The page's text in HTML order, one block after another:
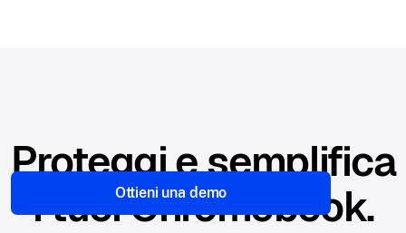
Proteggi e semplifica
i tuoi Chromebook.
Ottieni una demo